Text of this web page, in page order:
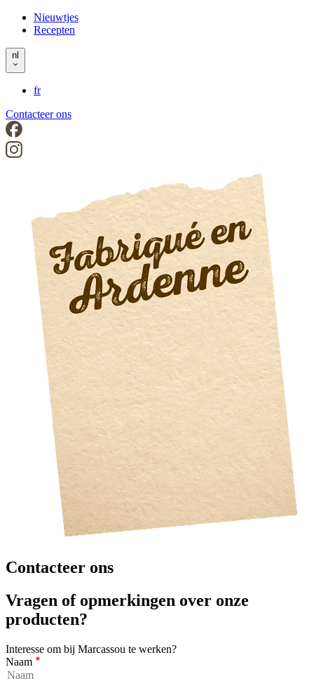
Header
right
Nieuwtjes
Recepten
nl
fr
Contacteer ons
Contacteer ons
Vragen of opmerkingen over onze
producten?
Interesse om bij Marcassou te werken?
Naam